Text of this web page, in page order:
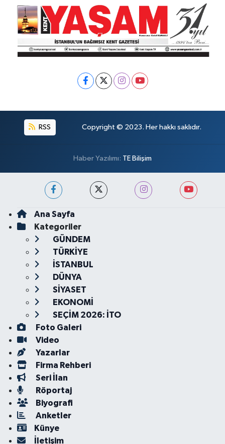
RSS Copyright © 2023. Her hakkı saklıdır.
Haber Yazılımı: TE Bilişim
Ana Sayfa
Kategoriler
GÜNDEM
TÜRKİYE
İSTANBUL
DÜNYA
SİYASET
EKONOMİ
SEÇİM 2026: İTO
Foto Galeri
Video
Yazarlar
Firma Rehberi
Seri İlan
Röportaj
Biyografi
Anketler
Künye
İletişim